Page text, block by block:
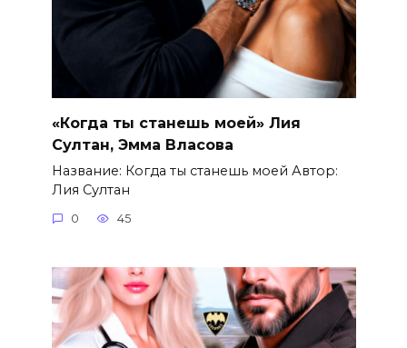
«Когда ты станешь моей» Лия
Султан, Эмма Власова
Название: Когда ты станешь моей Автор:
Лия Султан
0 45